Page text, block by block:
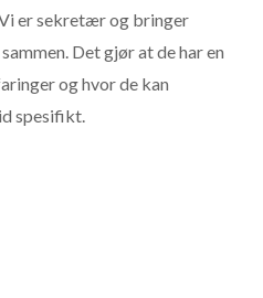
er sekretær og bringer
Det gjør at de har en
og hvor de kan
spesifikt.